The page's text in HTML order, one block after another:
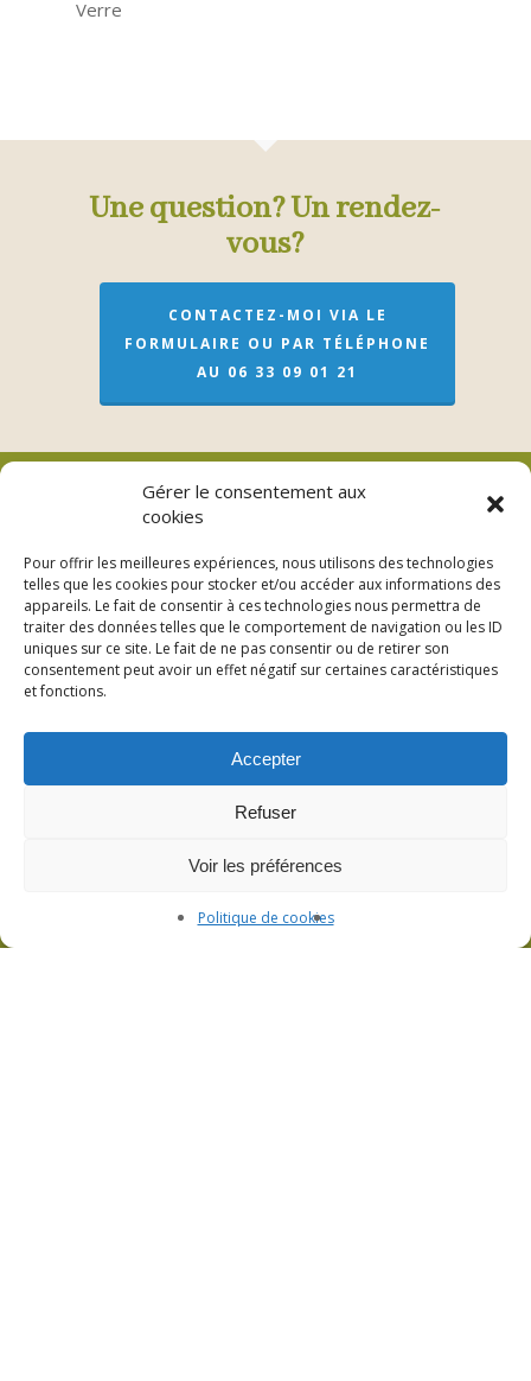
Gérer le consentement aux
cookies
Pour offrir les meilleures expériences, nous utilisons des technologies
telles que les cookies pour stocker et/ou accéder aux informations des
appareils. Le fait de consentir à ces technologies nous permettra de
traiter des données telles que le comportement de navigation ou les ID
uniques sur ce site. Le fait de ne pas consentir ou de retirer son
consentement peut avoir un effet négatif sur certaines caractéristiques
et fonctions.
Accepter
Refuser
Voir les préférences
Politique de cookies
Verre
Une question? Un rendez-
vous?
CONTACTEZ-MOI VIA LE
FORMULAIRE OU PAR TÉLÉPHONE
AU 06 33 09 01 21
L’adresse pour les soins sur rendez-vous
3bis Rue de Lorraine – 53200 Fromentières
06 33 09 01 21